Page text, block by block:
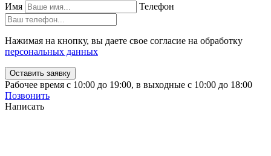
Имя Телефон
Нажимая на кнопку, вы даете свое согласие на обработку
персональных данных
Рабочее время с 10:00 до 19:00, в выходные с 10:00 до 18:00
Позвонить
Написать